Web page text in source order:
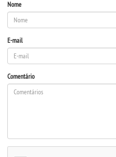
BLOG CONEXÃO UNIESP
LOGIN
Nome
E-mail
Comentário